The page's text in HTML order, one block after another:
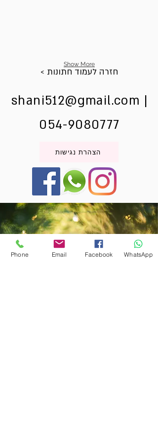
Show More
< חזרה לעמוד חתונות
shani512@gmail.com |
054-9080777
הצהרת נגישות
Phone Email Facebook WhatsApp